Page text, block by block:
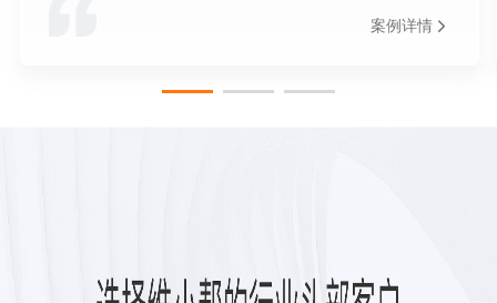
案例详情